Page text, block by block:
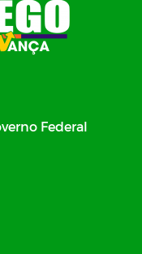
Federal